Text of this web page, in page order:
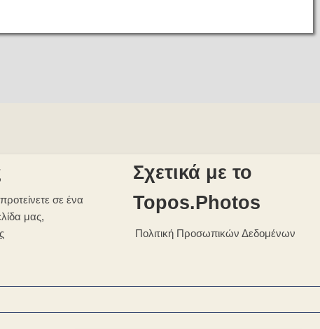
σε ένα
μας,
Σχετικά με το
Topos.Photos
Πολιτική Προσωπικών Δεδομένων